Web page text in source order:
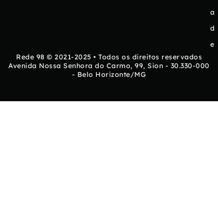
a
d
e
Rede 98 © 2021-2025 • Todos os direitos reservados
Avenida Nossa Senhora do Carmo, 99, Sion - 30.330-000
- Belo Horizonte/MG